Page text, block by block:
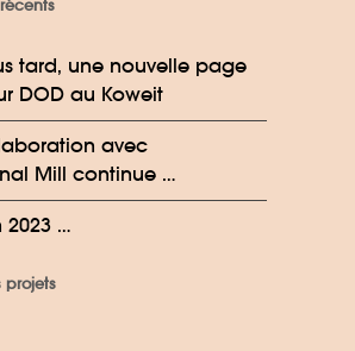
tard, une nouvelle page
DOD au Koweit
avec
Mill continue …
2023 …
projets